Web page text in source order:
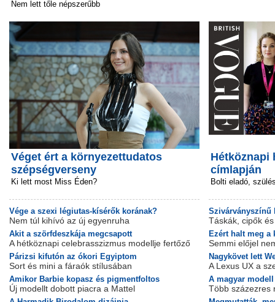
Nem lett tőle népszerűbb
Véget ért a környezettudatos
szépségverseny
Ki lett most Miss Éden?
Vége a szexi légiutas-kísérők korának?
Nem túl kihívó az új egyenruha
Akit a szörfdeszkája megcsapott
A hétköznapi celebrasszizmus modellje fertőző
Párizsi kifutón az ókori Egyiptom
Sort és mini a fáraók stílusában
Amikor Barbie kopasz és pigmentfoltos
Új modellt dobott piacra a Mattel
Hétköznapi
címlapján
Bolti eladó,
Szivárványszínű
Táskák, cipők
Ezért halt meg
Semmi előjel
Nagykövet lett
A Lexus UX a
A magyar
Több százezres